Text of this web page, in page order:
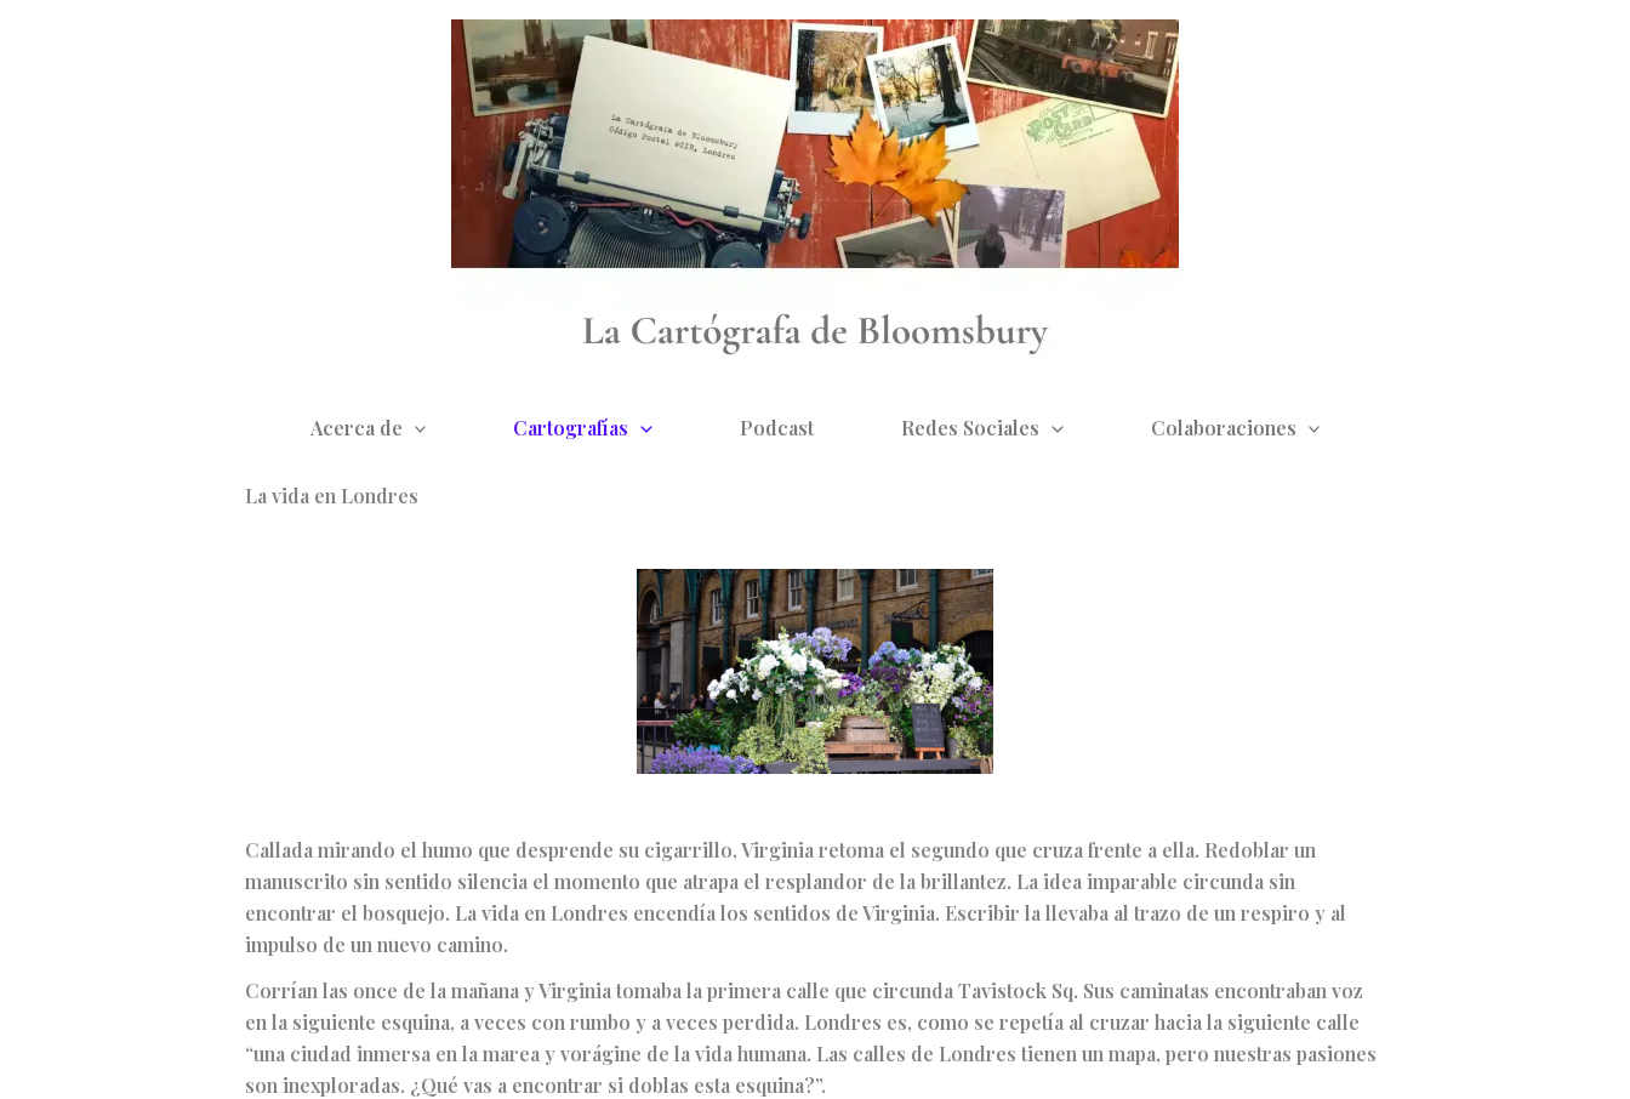
Acerca de Cartografías Podcast Redes Sociales Colaboraciones
La vida en Londres
Callada mirando el humo que desprende su cigarrillo, Virginia retoma el segundo que cruza frente a ella. Redoblar un
manuscrito sin sentido silencia el momento que atrapa el resplandor de la brillantez. La idea imparable circunda sin
encontrar el bosquejo. La vida en Londres encendía los sentidos de Virginia. Escribir la llevaba al trazo de un respiro y al
impulso de un nuevo camino.
Corrían las once de la mañana y Virginia tomaba la primera calle que circunda Tavistock Sq. Sus caminatas encontraban voz
en la siguiente esquina, a veces con rumbo y a veces perdida. Londres es, como se repetía al cruzar hacia la siguiente calle
“una ciudad inmersa en la marea y vorágine de la vida humana. Las calles de Londres tienen un mapa, pero nuestras pasiones
son inexploradas. ¿Qué vas a encontrar si doblas esta esquina?”.